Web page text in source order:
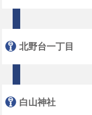
北野台一丁目
白山神社